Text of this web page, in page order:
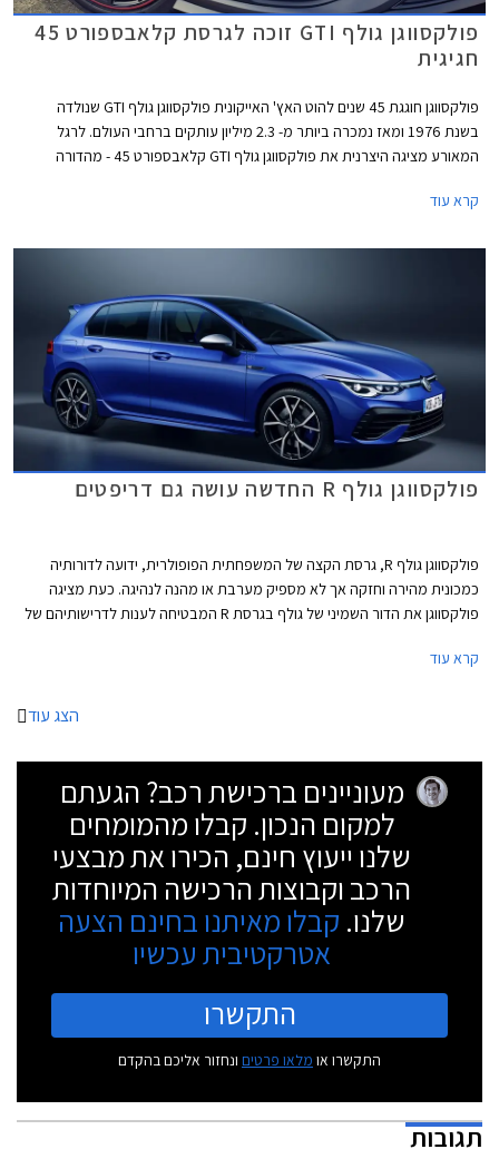
פולקסווגן גולף GTI זוכה לגרסת קלאבספורט 45
חגיגית
פולקסווגן חוגגת 45 שנים להוט האץ' האייקונית פולקסווגן גולף GTI שנולדה
בשנת 1976 ומאז נמכרה ביותר מ- 2.3 מיליון עותקים ברחבי העולם. לרגל
המאורע מציגה היצרנית את פולקסווגן גולף GTI קלאבספורט 45 - מהדורה
אדום, ספוילר אחורי מוגדל, מראות בצבע שחור מבריק, ומדבקות מעוצבות
קרא עוד
פולקסווגן גולף R החדשה עושה גם דריפטים
פולקסווגן גולף R, גרסת הקצה של המשפחתית הפופולרית, ידועה לדורותיה
כמכונית מהירה וחזקה אך לא מספיק מערבת או מהנה לנהיגה. כעת מציגה
פולקסווגן את הדור השמיני של גולף בגרסת R המבטיחה לענות לדרישותיהם של
קרא עוד
הצג עוד
מעוניינים ברכישת רכב? הגעתם
למקום הנכון. קבלו מהמומחים
שלנו ייעוץ חינם, הכירו את מבצעי
הרכב וקבוצות הרכישה המיוחדות
שלנו. קבלו מאיתנו בחינם הצעה
אטרקטיבית עכשיו
התקשרו
התקשרו או מלאו פרטים ונחזור אליכם בהקדם
תגובות